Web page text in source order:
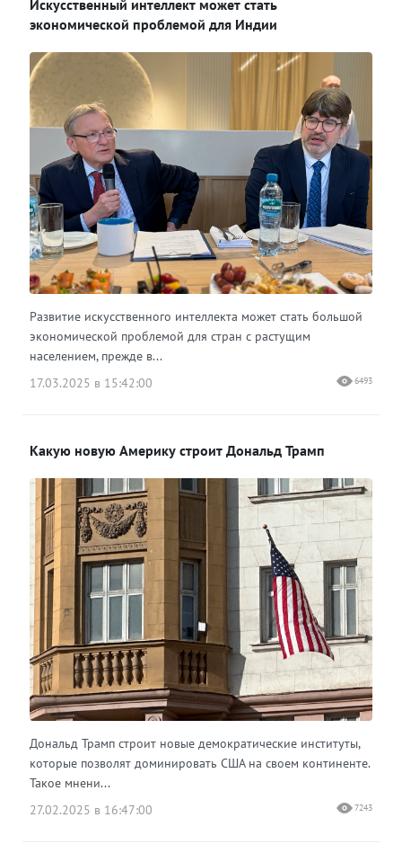
Одноклассники
Искусственный интеллект может стать
экономической проблемой для Индии
Развитие искусственного интеллекта может стать большой
экономической проблемой для стран с растущим
населением, прежде в...
17.03.2025 в 15:42:00
6493
Какую новую Америку строит Дональд Трамп
Дональд Трамп строит новые демократические институты,
которые позволят доминировать США на своем континенте.
Такое мнени...
27.02.2025 в 16:47:00
7243